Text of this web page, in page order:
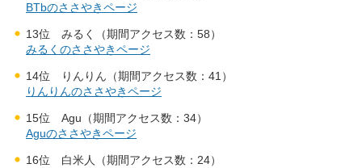
BTbのささやきページ
13位 みるく（期間アクセス数：58）
みるくのささやきページ
14位 りんりん（期間アクセス数：41）
りんりんのささやきページ
15位 Agu（期間アクセス数：34）
Aguのささやきページ
16位 白米人（期間アクセス数：24）